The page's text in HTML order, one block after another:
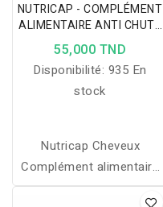
NUTRICAP - COMPLÉMENT
ALIMENTAIRE ANTI CHUTE
30 GÉLULES
55,000 TND
Disponibilité: 935 En
stock
Nutricap Cheveux
Complément alimentaire
- anti chute Contenance :